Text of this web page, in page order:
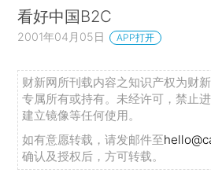
看好中国B2C
2001年04月05日 APP打开
财新网所刊载内容之知识产权为财
专属所有或持有。未经许可，禁止
建立镜像等任何使用。
如有意愿转载，请发邮件至
确认及授权后，方可转载。